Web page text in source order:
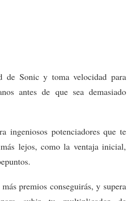
de Sonic y toma velocidad para
antes de que sea demasiado
ingeniosos potenciadores que te
lejos, como la ventaja inicial,
premios conseguirás, y supera